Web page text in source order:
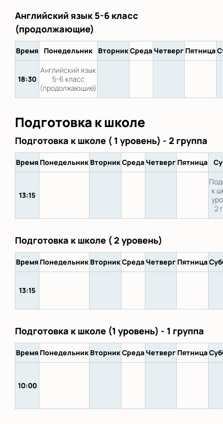
Английский язык 5-6 класс
(продолжающие)
Время Понедельник ВторникСреда Четверг Пятница
18:30
Английский язык
5-6 класс
(продолжающие)
Подготовка к школе
Подготовка к школе ( 1 уровень) - 2 группа
Время Понедельник ВторникСреда Четверг Пятница
13:15
к
2
Подготовка к школе ( 2 уровень)
Время Понедельник ВторникСреда Четверг Пятница
13:15
Подготовка к школе (1 уровень) - 1 группа
Время Понедельник ВторникСреда Четверг Пятница
10:00